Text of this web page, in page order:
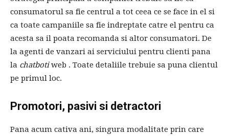
consumatorul sa fie centrul a tot ceea ce se face in el si
ca toate campaniile sa fie indreptate catre el pentru ca
acesta sa il poata recomanda si altor consumatori. De
la agenti de vanzari ai serviciului pentru clienti pana
la chatbotiweb . Toate detaliile trebuie sa puna clientul
pe primul loc.
Promotori, pasivi si detractori
Pana acum cativa ani, singura modalitate prin care